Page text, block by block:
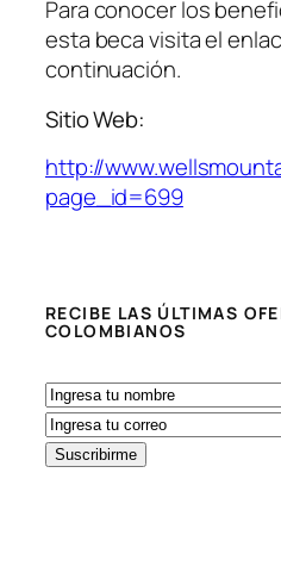
Para conocer los
esta beca visita el
continuación.
Sitio Web:
http://
page_id=699
RECIBE LAS ÚLTIMAS
COLOMBIANOS